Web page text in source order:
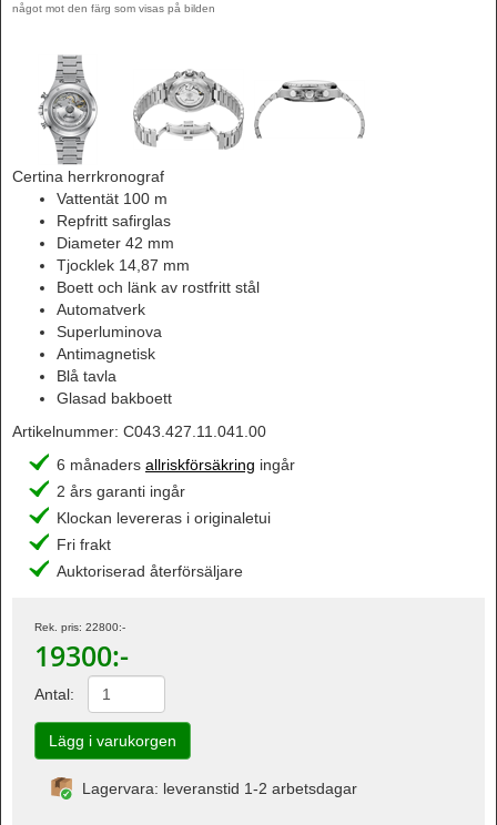
något mot den färg som visas på bilden
Certina herrkronograf
Vattentät 100 m
Repfritt safirglas
Diameter 42 mm
Tjocklek 14,87 mm
Boett och länk av rostfritt stål
Automatverk
Superluminova
Antimagnetisk
Blå tavla
Glasad bakboett
Artikelnummer: C043.427.11.041.00
6 månaders allriskförsäkring ingår
2 års garanti ingår
Klockan levereras i originaletui
Fri frakt
Auktoriserad återförsäljare
Rek. pris: 22800:-
19300:-
Antal:
Lagervara: leveranstid 1-2 arbetsdagar